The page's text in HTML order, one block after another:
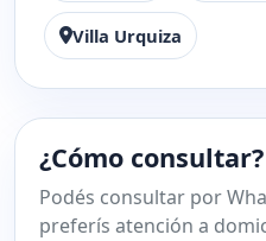
Villa Urquiza
¿Cómo consultar?
Podés consultar por
preferís atención a